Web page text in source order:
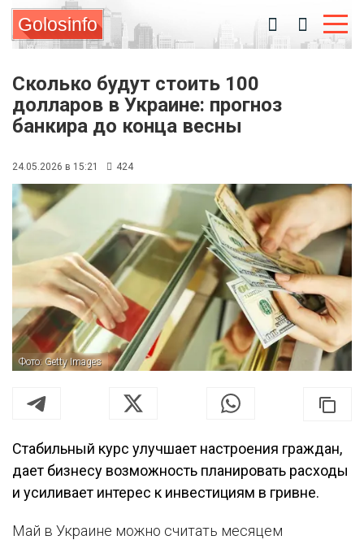
Golosinfo
Сколько будут стоить 100
долларов в Украине: прогноз
банкира до конца весны
24.05.2026 в 15:21 424
Фото: Getty Images
Стабильный курс улучшает настроения граждан,
дает бизнесу возможность планировать расходы
и усиливает интерес к инвестициям в гривне.
Май в Украине можно считать месяцем